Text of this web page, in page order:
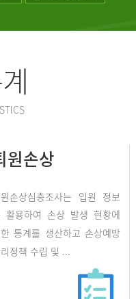
원손상
손상심층조사는 입원 정보
활용하여 손상 발생 현황에
통계를 생산하고 손상예방
정책 수립 및 ...